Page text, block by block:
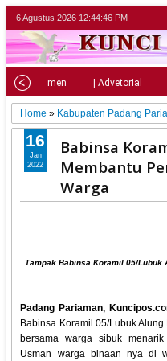
6 Agustus 2026 12:44:47 PM
| Parlemen | Advetorial
Home » Kabupaten Padang
Babinsa
Membantu
Warga
Tampak Babinsa Koramil 05/Lubuk
Padang Pariaman,
Babinsa Koramil 05/Lubuk
bersama warga sibuk
Usman warga binaan nya di
16
Jan
2022